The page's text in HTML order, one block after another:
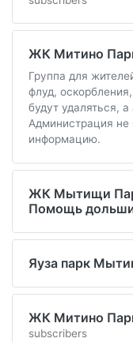
ЖК Митино
Группа для
флуд,
будут удаляться,
Администрация не
информацию.
ЖК Мытищи
Помощь
Яуза парк
ЖК Митино
subscribers